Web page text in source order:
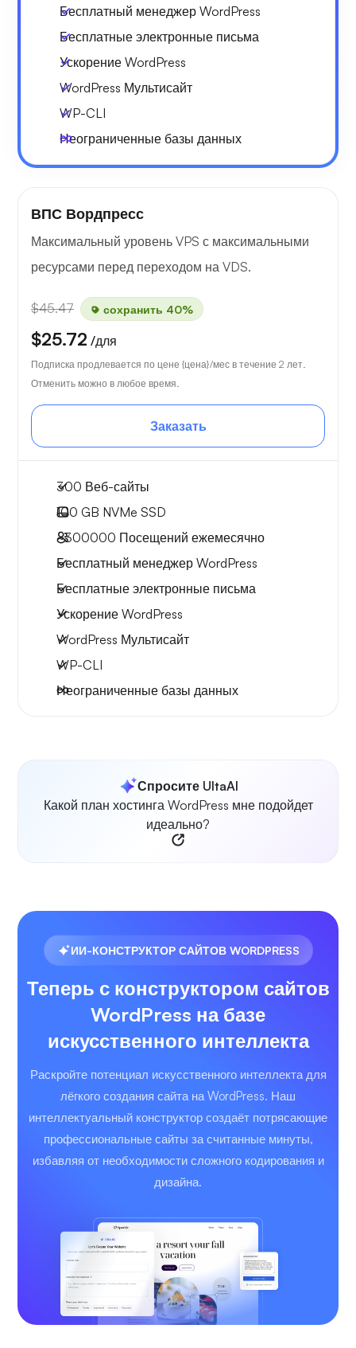
Бесплатный менеджер WordPress
Бесплатные электронные письма
Ускорение WordPress
WordPress Мультисайт
WP-CLI
Неограниченные базы данных
ВПС Вордпресс
Максимальный уровень VPS с максимальными
ресурсами перед переходом на VDS.
$45.47 сохранить 40%
$25.72 /для
Подписка продлевается по цене {цена}/мес в течение 2 лет.
Отменить можно в любое время.
Заказать
300 Веб-сайты
100 GB NVMe SSD
~300000 Посещений ежемесячно
Бесплатный менеджер WordPress
Бесплатные электронные письма
Ускорение WordPress
WordPress Мультисайт
WP-CLI
Неограниченные базы данных
Спросите UltaAI
Какой план хостинга WordPress мне подойдет
идеально?
ИИ-КОНСТРУКТОР САЙТОВ WORDPRESS
Теперь с конструктором сайтов
WordPress на базе
искусственного интеллекта
Раскройте потенциал искусственного интеллекта для
лёгкого создания сайта на WordPress. Наш
интеллектуальный конструктор создаёт потрясающие
профессиональные сайты за считанные минуты,
избавляя от необходимости сложного кодирования и
дизайна.